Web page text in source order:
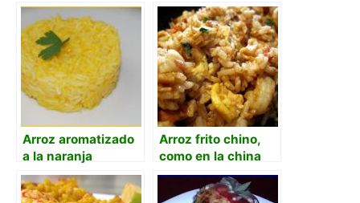
Arroz aromatizado
a la naranja
Arroz frito chino,
como en la china